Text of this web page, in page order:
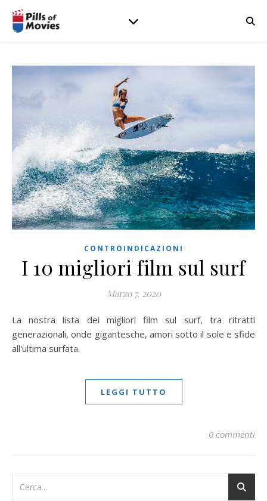
CONTROINDICAZIONI
I 10 migliori film sul surf
Marzo 7, 2020
La nostra lista dei migliori film sul surf, tra ritratti
generazionali, onde gigantesche, amori sotto il sole e sfide
all'ultima surfata.
LEGGI TUTTO
0 commenti